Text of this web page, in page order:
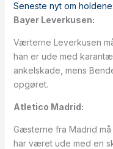
Seneste nyt om holdene:
Bayer Leverkusen:
Værterne Leverkusen
han er ude med
ankelskade, mens
opgøret.
Atletico Madrid:
Gæsterne fra Madrid
har været ude med en